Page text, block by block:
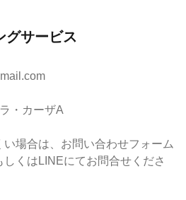
グサービス
・カーザA
場合は、お問い合わせフォーム
くはLINEにてお問合せくださ